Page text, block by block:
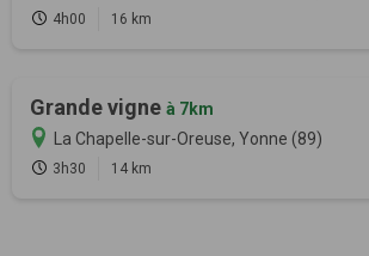
4h00 16 km
Grande vigne à 7km
La Chapelle-sur-Oreuse, Yonne (89)
3h30 14 km